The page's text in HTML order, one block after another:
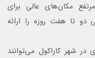
مکان‌های عالی برای
تا هفت روزه را ارائه
در شهر کاراکول می‌توانند